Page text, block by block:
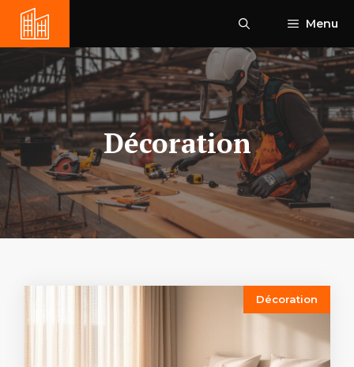
Aller
contenu
Menu
Décoration
Décoration